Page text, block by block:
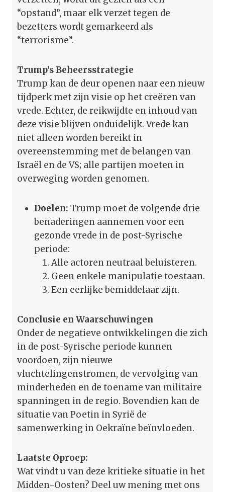
“opstand”, maar elk verzet tegen de
bezetters wordt gemarkeerd als
“terrorisme”.
Trump’s Beheersstrategie
Trump kan de deur openen naar een nieuw
tijdperk met zijn visie op het creëren van
vrede. Echter, de reikwijdte en inhoud van
deze visie blijven onduidelijk. Vrede kan
niet alleen worden bereikt in
overeenstemming met de belangen van
Israël en de VS; alle partijen moeten in
overweging worden genomen.
Doelen: Trump moet de volgende drie
benaderingen aannemen voor een
gezonde vrede in de post-Syrische
periode:
Alle actoren neutraal beluisteren.
Geen enkele manipulatie toestaan.
Een eerlijke bemiddelaar zijn.
Conclusie en Waarschuwingen
Onder de negatieve ontwikkelingen die zich
in de post-Syrische periode kunnen
voordoen, zijn nieuwe
vluchtelingenstromen, de vervolging van
minderheden en de toename van militaire
spanningen in de regio. Bovendien kan de
situatie van Poetin in Syrië de
samenwerking in Oekraïne beïnvloeden.
Laatste Oproep:
Wat vindt u van deze kritieke situatie in het
Midden-Oosten? Deel uw mening met ons